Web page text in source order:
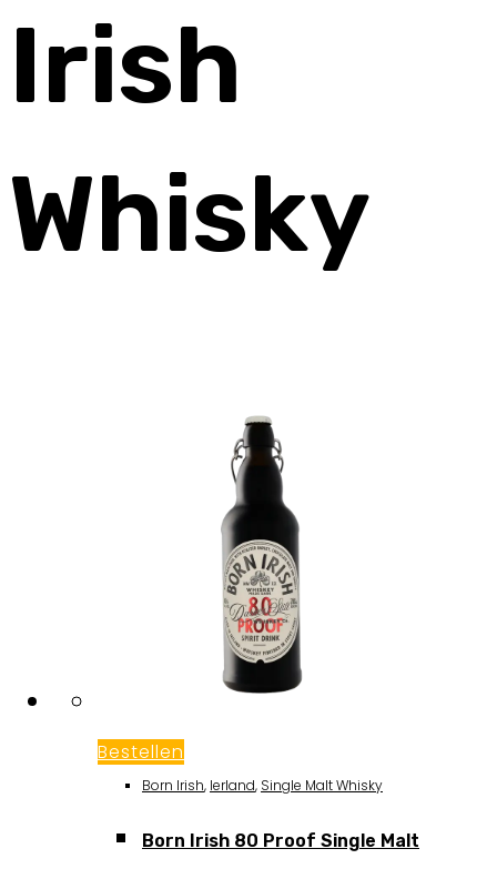
Irish
Whisky
Bestellen
Born Irish, Ierland, Single Malt Whisky
Born Irish 80 Proof Single Malt